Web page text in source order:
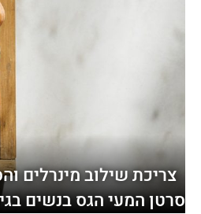
צריכת שילוב מינרלים
סרטן המעי הגס בנשים